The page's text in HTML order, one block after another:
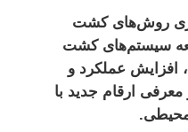
روش‌های کشت
سیستم‌های کشت
افزایش عملکرد و
معرفی ارقام جدید با